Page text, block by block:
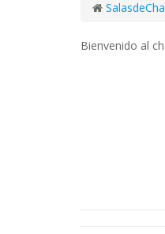
Bienvenido al